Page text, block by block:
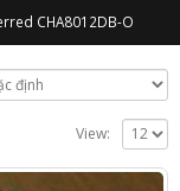
CHA8012DB-O
View: